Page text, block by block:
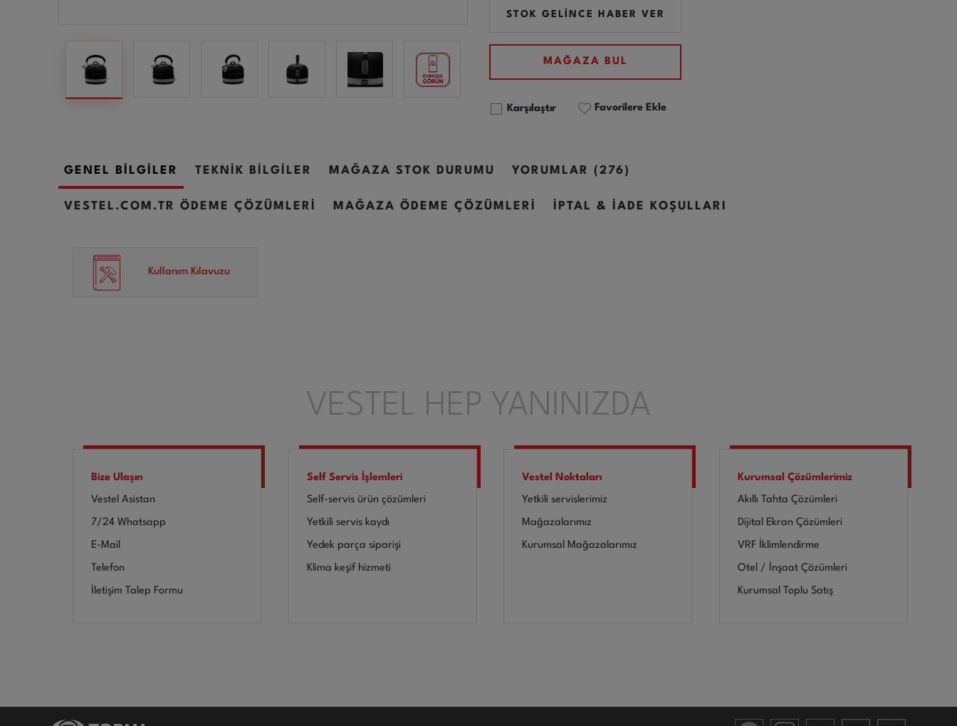
STOK GELİNCE HABER VER
MAĞAZA BUL
Karşılaştır Favorilere Ekle
GENEL BİLGİLER TEKNİK BİLGİLER MAĞAZA STOK DURUMU YORUMLAR (276)
VESTEL.COM.TR ÖDEME ÇÖZÜMLERİ MAĞAZA ÖDEME ÇÖZÜMLERİ İPTAL & İADE KOŞULLARI
Kullanım Kılavuzu
VESTEL HEP YANINIZDA
Bize Ulaşın
Vestel Asistan
7/24 Whatsapp
E-Mail
Telefon
İletişim Talep Formu
Self Servis İşlemleri
Self-servis ürün çözümleri
Yetkili servis kaydı
Yedek parça siparişi
Klima keşif hizmeti
Vestel Noktaları
Yetkili servislerimiz
Mağazalarımız
Kurumsal Mağazalarımız
Kurumsal Çözümlerimiz
Akıllı Tahta Çözümleri
Dijital Ekran Çözümleri
VRF İklimlendirme
Otel / İnşaat Çözümleri
Kurumsal Toplu Satış